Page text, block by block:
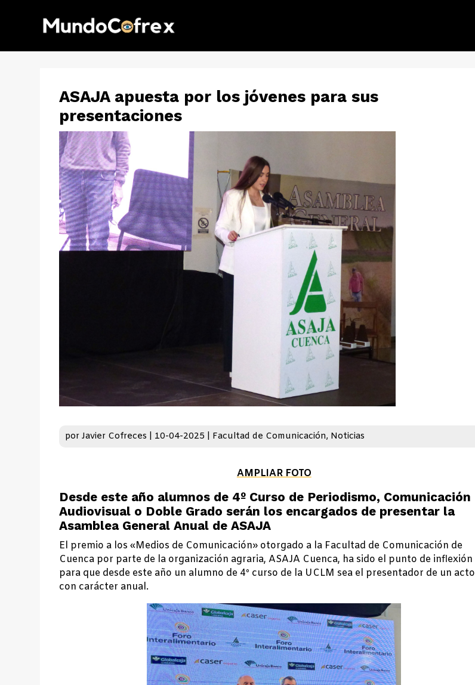
ASAJA apuesta por los jóvenes para sus
presentaciones
porJavier Cofreces 10-04-2025 Facultad de Comunicación, Noticias
AMPLIAR FOTO
Desde este año alumnos de 4º Curso de Periodismo, Comunicación
Audiovisual o Doble Grado serán los encargados de presentar la
Asamblea General Anual de ASAJA
El premio a los «Medios de Comunicación» otorgado a la Facultad de Comunicación de
Cuenca por parte de la organización agraria, ASAJA Cuenca, ha sido el punto de inflexión
para que desde este año un alumno de 4º curso de la UCLM sea el presentador de un acto
con carácter anual.